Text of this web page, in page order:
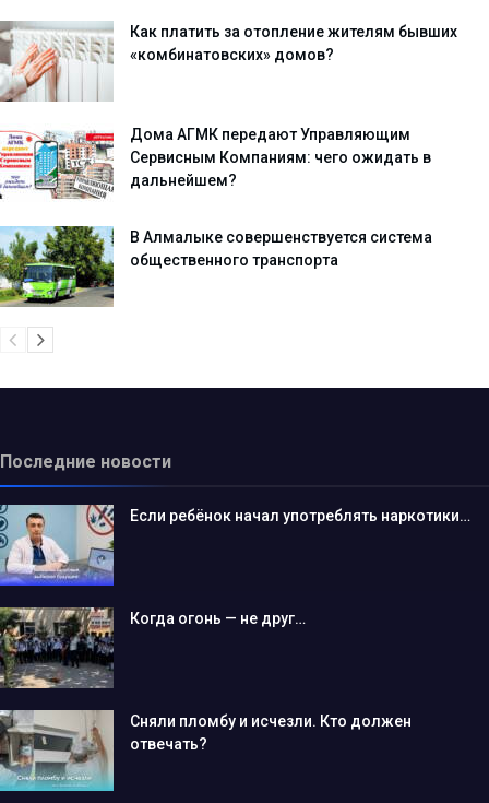
Как платить за отопление жителям бывших
«комбинатовских» домов?
Дома АГМК передают Управляющим
Сервисным Компаниям: чего ожидать в
дальнейшем?
В Алмалыке совершенствуется система
общественного транспорта
Последние новости
Если ребёнок начал употреблять наркотики…
Когда огонь — не друг…
Сняли пломбу и исчезли. Кто должен
отвечать?